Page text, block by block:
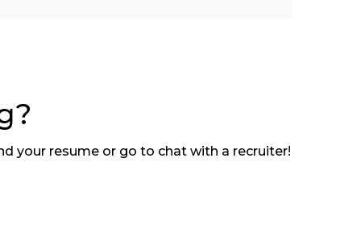
your resume or go to chat with a recruiter!